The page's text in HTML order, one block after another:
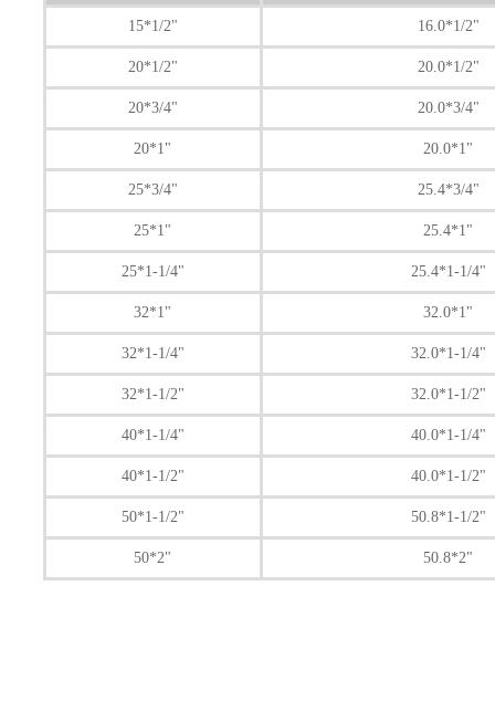
15*1/2" 16.0*1/2"
20*1/2" 20.0*1/2"
20*3/4" 20.0*3/4"
20*1" 20.0*1"
25*3/4" 25.4*3/4"
25*1" 25.4*1"
25*1-1/4" 25.4*1-1/4"
32*1" 32.0*1"
32*1-1/4" 32.0*1-1/4"
32*1-1/2" 32.0*1-1/2"
40*1-1/4" 40.0*1-1/4"
40*1-1/2" 40.0*1-1/2"
50*1-1/2" 50.8*1-1/2"
50*2" 50.8*2"